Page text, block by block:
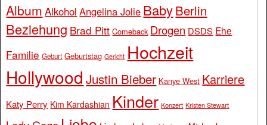
Album Alkohol Angelina Jolie BabyBerlin
Beziehung Brad Pitt Comeback Drogen DSDS Ehe
Familie Geburt Geburtstag Gericht Hochzeit
Hollywood Justin Bieber Kanye West Karriere
Katy Perry Kim Kardashian Kinder Konzert Kristen Stewart